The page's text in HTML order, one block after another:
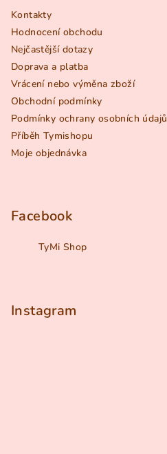
Kontakty
Hodnocení obchodu
Nejčastější dotazy
Doprava a platba
Vrácení nebo výměna zboží
Obchodní podmínky
Podmínky ochrany osobních údajů
Příběh Tymishopu
Moje objednávka
Facebook
TyMi Shop
Instagram